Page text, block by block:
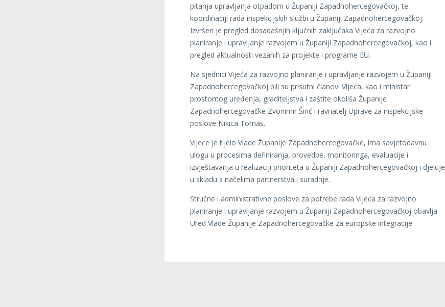
pitanja upravljanja otpadom u Županiji Zapadnohercegovačkoj, te
koordinaciji rada inspekcijskih službi u Županiji Zapadnohercegovačkoj.
Izvršen je pregled dosadašnjih ključnih zaključaka Vijeća za razvojno
planiranje i upravljanje razvojem u Županiji Zapadnohercegovačkoj, kao i
pregled aktualnosti vezanih za projekte i programe EU.
Na sjednici Vijeća za razvojno planiranje i upravljanje razvojem u Županiji
Zapadnohercegovačkoj bili su prisutni članovi Vijeća, kao i ministar
prostornog uređenja, graditeljstva i zaštite okoliša Županije
Zapadnohercegovačke Zvonimir Širić i ravnatelj Uprave za inspekcijske
poslove Nikica Tomas.
Vijeće je tijelo Vlade Županije Zapadnohercegovačke, ima savjetodavnu
ulogu u procesima definiranja, provedbe, monitoringa, evaluacije i
izvještavanja u realizaciji prioriteta u Županiji Zapadnohercegovačkoj i djeluje
u skladu s načelima partnerstva i suradnje.
Stručne i administrativne poslove za potrebe rada Vijeća za razvojno
planiranje i upravljanje razvojem u Županiji Zapadnohercegovačkoj obavlja
Ured Vlade Županije Zapadnohercegovačke za europske integracije.